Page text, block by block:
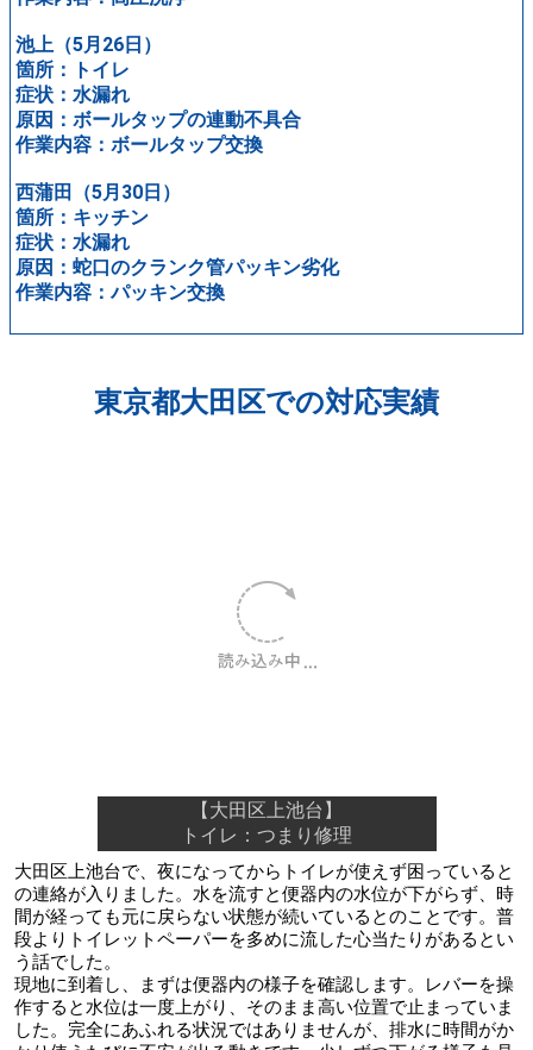
池上（5月26日）
箇所：トイレ
症状：水漏れ
原因：ボールタップの連動不具合
作業内容：ボールタップ交換
西蒲田（5月30日）
箇所：キッチン
症状：水漏れ
原因：蛇口のクランク管パッキン劣化
作業内容：パッキン交換
東京都大田区での対応実績
【大田区上池台】
トイレ：つまり修理
大田区上池台で、夜になってからトイレが使えず困っていると
の連絡が入りました。水を流すと便器内の水位が下がらず、時
間が経っても元に戻らない状態が続いているとのことです。普
段よりトイレットペーパーを多めに流した心当たりがあるとい
う話でした。
現地に到着し、まずは便器内の様子を確認します。レバーを操
作すると水位は一度上がり、そのまま高い位置で止まっていま
した。完全にあふれる状況ではありませんが、排水に時間がか